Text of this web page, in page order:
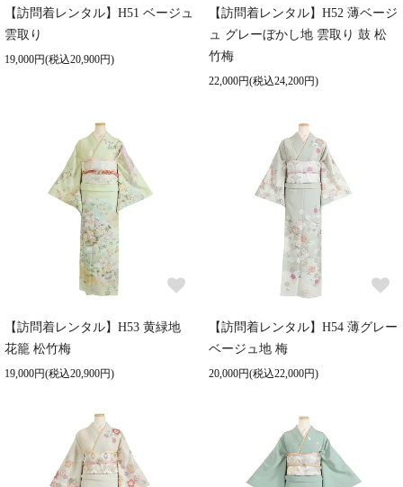
【訪問着レンタル】H51 ベージュ
雲取り
19,000円(税込20,900円)
【訪問着レンタル】H52 薄ベージ
ュ グレーぼかし地 雲取り 鼓 松
竹梅
22,000円(税込24,200円)
【訪問着レンタル】H53 黄緑地
花籠 松竹梅
19,000円(税込20,900円)
【訪問着レンタル】H54 薄グレー
ベージュ地 梅
20,000円(税込22,000円)